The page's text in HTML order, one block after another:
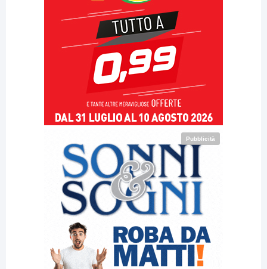
Pubblicità